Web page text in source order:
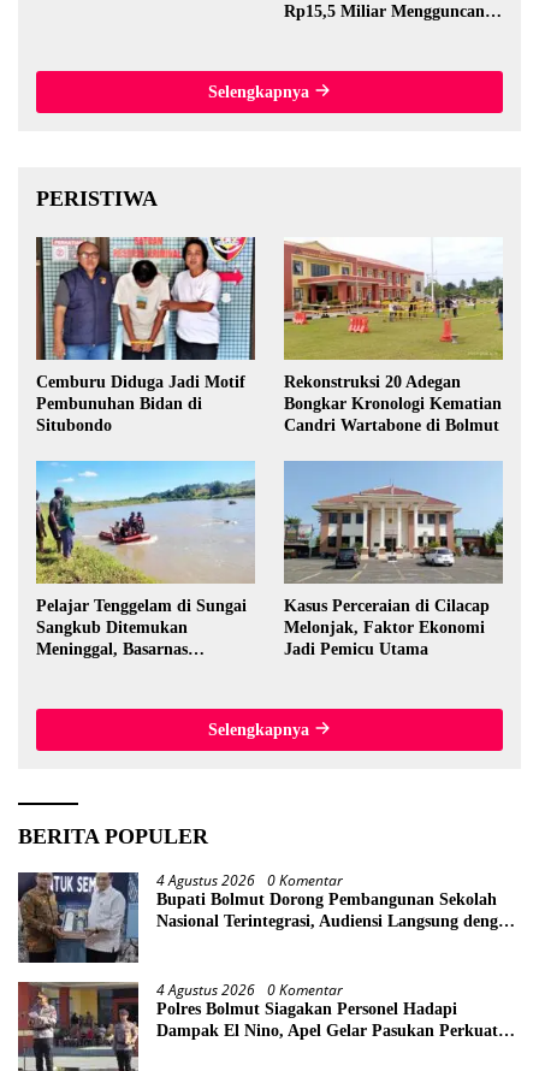
Rp15,5 Miliar Mengguncang
Selengkapnya
PERISTIWA
Cemburu Diduga Jadi Motif
Pembunuhan Bidan di
Situbondo
Rekonstruksi 20 Adegan
Bongkar Kronologi Kematian
Candri Wartabone di Bolmut
Pelajar Tenggelam di Sungai
Sangkub Ditemukan
Meninggal, Basarnas
Kasus Perceraian di Cilacap
Melonjak, Faktor Ekonomi
Jadi Pemicu Utama
Selengkapnya
BERITA POPULER
4 Agustus 2026 0 Komentar
Bupati Bolmut Dorong Pembangunan Sekolah
Nasional Terintegrasi, Audiensi Langsung dengan
4 Agustus 2026 0 Komentar
Polres Bolmut Siagakan Personel Hadapi
Dampak El Nino, Apel Gelar Pasukan Perkuat